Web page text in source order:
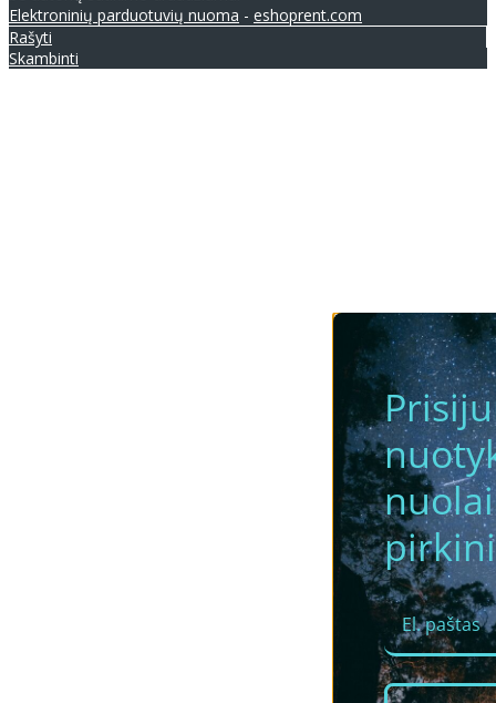
Elektroninių parduotuvių nuoma - eshoprent.com
Rašyti
Skambinti